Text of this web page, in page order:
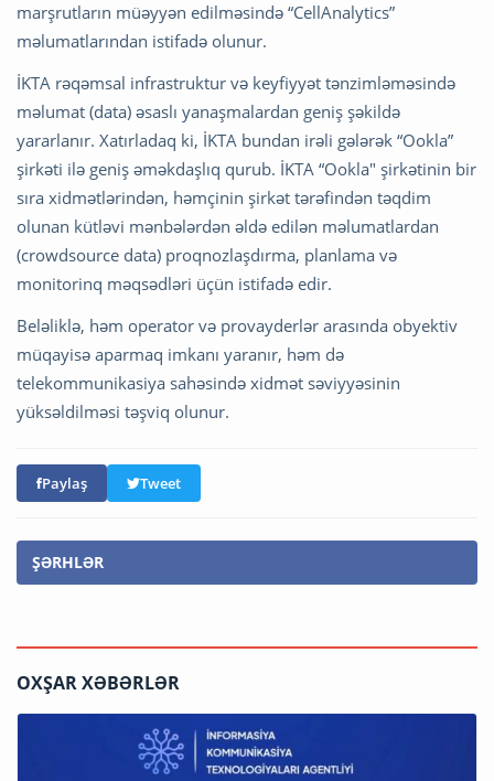
marşrutların müəyyən edilməsində “CellAnalytics”
məlumatlarından istifadə olunur.
İKTA rəqəmsal infrastruktur və keyfiyyət tənzimləməsində
məlumat (data) əsaslı yanaşmalardan geniş şəkildə
yararlanır. Xatırladaq ki, İKTA bundan irəli gələrək “Ookla”
şirkəti ilə geniş əməkdaşlıq qurub. İKTA “Ookla" şirkətinin bir
sıra xidmətlərindən, həmçinin şirkət tərəfindən təqdim
olunan kütləvi mənbələrdən əldə edilən məlumatlardan
(crowdsource data) proqnozlaşdırma, planlama və
monitorinq məqsədləri üçün istifadə edir.
Beləliklə, həm operator və provayderlər arasında obyektiv
müqayisə aparmaq imkanı yaranır, həm də
telekommunikasiya sahəsində xidmət səviyyəsinin
yüksəldilməsi təşviq olunur.
Paylaş Tweet
ŞƏRHLƏR
OXŞAR XƏBƏRLƏR